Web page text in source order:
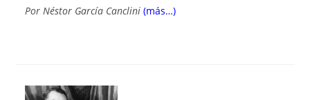
Por Néstor García Canclini (más…)